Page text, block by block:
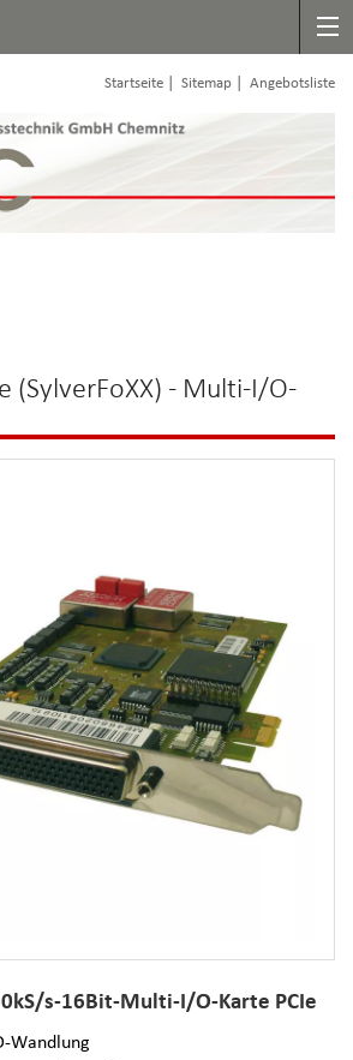
Startseite Sitemap Angebotsliste
(SylverFoXX) - Multi-I/O-
s-16Bit-Multi-I/O-Karte PCIe
Wandlung